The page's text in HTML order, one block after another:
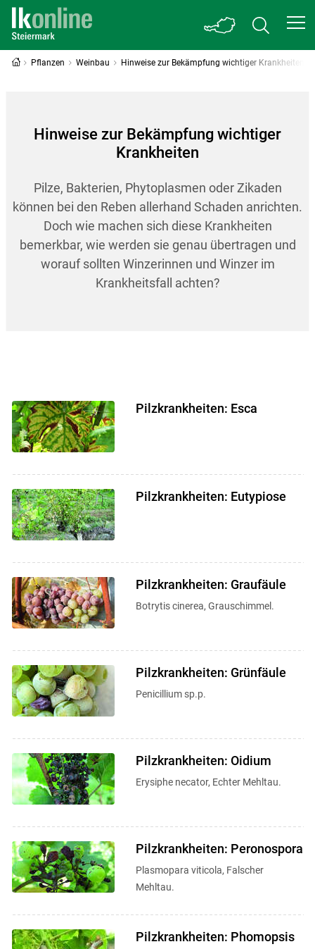
Pflanzen Weinbau Hinweise zur Bekämpfung wichtiger Krankheiten
Hinweise zur Bekämpfung wichtiger
Krankheiten
Pilze, Bakterien, Phytoplasmen oder Zikaden
können bei den Reben allerhand Schaden anrichten.
Doch wie machen sich diese Krankheiten
bemerkbar, wie werden sie genau übertragen und
worauf sollten Winzerinnen und Winzer im
Krankheitsfall achten?
Pilzkrankheiten: Esca
Pilzkrankheiten: Eutypiose
Pilzkrankheiten: Graufäule
Botrytis cinerea, Grauschimmel.
Pilzkrankheiten: Grünfäule
Penicillium sp.p.
Pilzkrankheiten: Oidium
Erysiphe necator, Echter Mehltau.
Pilzkrankheiten: Peronospora
Plasmopara viticola, Falscher
Mehltau.
Pilzkrankheiten: Phomopsis